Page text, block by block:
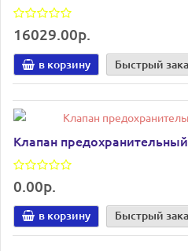
16029.00р.
в корзину Быстрый
Клапан
0.00р.
в корзину Быстрый